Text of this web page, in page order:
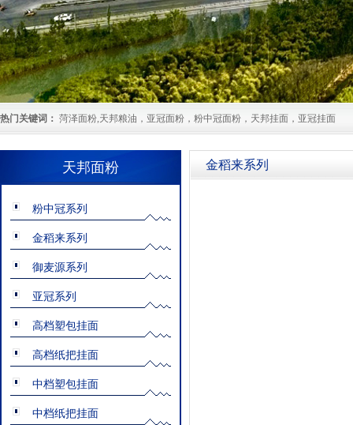
热门关键词： 菏泽面粉,天邦粮油，亚冠面粉，粉中冠面粉，天邦挂面，亚冠挂面
天邦面粉
粉中冠系列
金稻来系列
御麦源系列
亚冠系列
高档塑包挂面
高档纸把挂面
中档塑包挂面
中档纸把挂面
金稻来系列